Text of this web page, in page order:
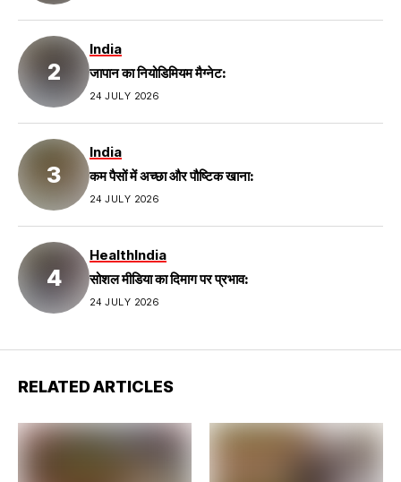
India
जापान का नियोडिमियम मैग्नेट:
24 JULY 2026
India
कम पैसों में अच्छा और पौष्टिक खाना:
24 JULY 2026
HealthIndia
सोशल मीडिया का दिमाग पर प्रभाव:
24 JULY 2026
RELATED ARTICLES